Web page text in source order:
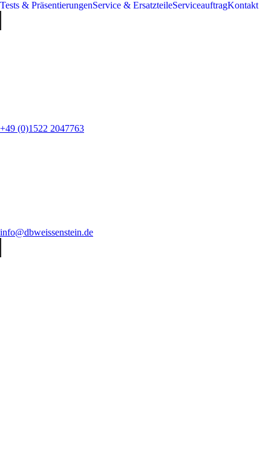
Tests & PräsentierungenService & ErsatzteileServiceauftragKontakt
+49 (0)1522 2047763
info@dbweissenstein.de